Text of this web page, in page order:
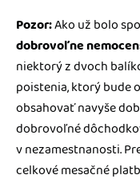
Pozor:Ako už bolo
dobrovoľne
niektorý z dvoch
poistenia, ktorý bude
obsahovať navyše
dobrovoľné
v nezamestnanosti.
celkové mesačné